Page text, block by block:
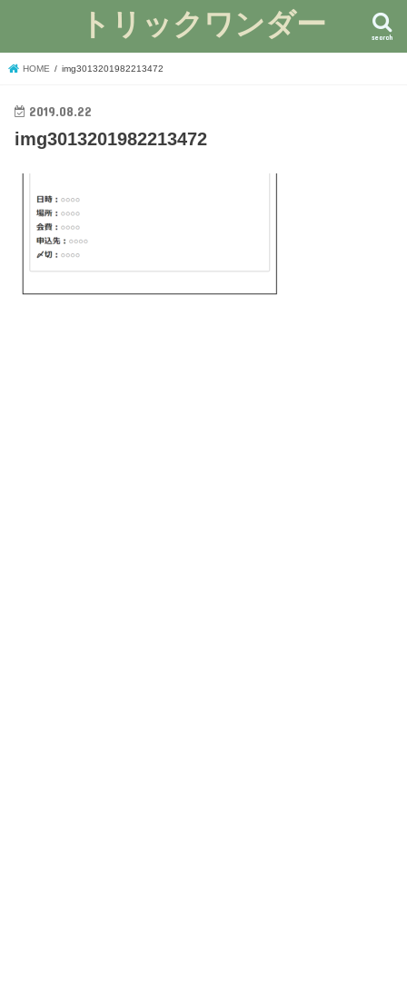
トリックワンダー search
HOME img3013201982213472
2019.08.22
img3013201982213472